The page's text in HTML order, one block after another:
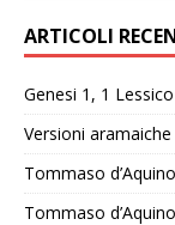
ARTICOLI
Genesi 1, 1 Lessico
Versioni
Tommaso
Tommaso